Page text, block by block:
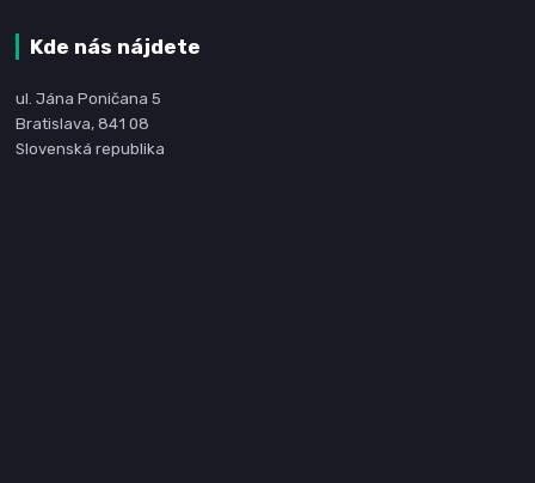
Kde nás nájdete
ul. Jána Poničana 5
Bratislava, 841 08
Slovenská republika